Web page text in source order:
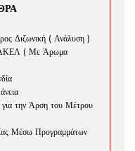
Διζωνική ( Ανάλυση )
( Με Άρωμα
την Άρση του Μέτρου
Μέσω Προγραμμάτων